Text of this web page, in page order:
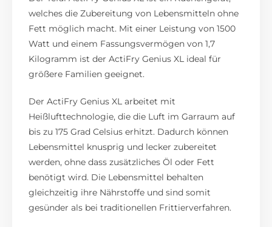
welches die Zubereitung von Lebensmitteln ohne
Fett möglich macht. Mit einer Leistung von 1500
Watt und einem Fassungsvermögen von 1,7
Kilogramm ist der ActiFry Genius XL ideal für
größere Familien geeignet.
Der ActiFry Genius XL arbeitet mit
Heißlufttechnologie, die die Luft im Garraum auf
bis zu 175 Grad Celsius erhitzt. Dadurch können
Lebensmittel knusprig und lecker zubereitet
werden, ohne dass zusätzliches Öl oder Fett
benötigt wird. Die Lebensmittel behalten
gleichzeitig ihre Nährstoffe und sind somit
gesünder als bei traditionellen Frittierverfahren.